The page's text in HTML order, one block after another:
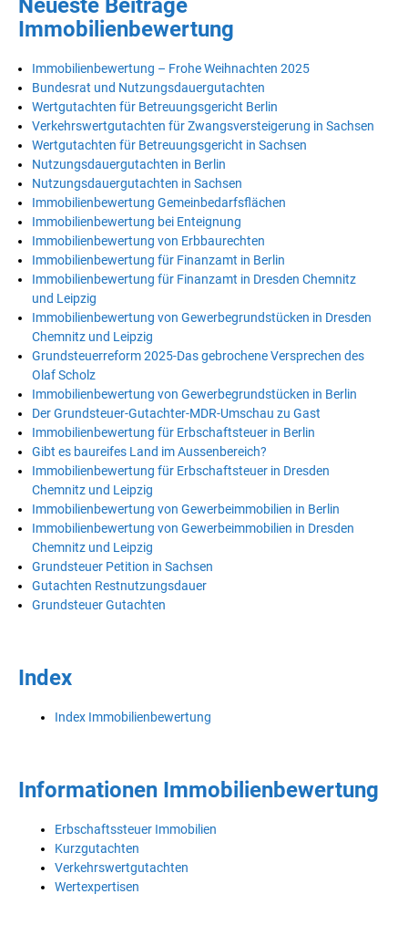
Neueste Beiträge
Immobilienbewertung
Immobilienbewertung – Frohe Weihnachten 2025
Bundesrat und Nutzungsdauergutachten
Wertgutachten für Betreuungsgericht Berlin
Verkehrswertgutachten für Zwangsversteigerung in Sachsen
Wertgutachten für Betreuungsgericht in Sachsen
Nutzungsdauergutachten in Berlin
Nutzungsdauergutachten in Sachsen
Immobilienbewertung Gemeinbedarfsflächen
Immobilienbewertung bei Enteignung
Immobilienbewertung von Erbbaurechten
Immobilienbewertung für Finanzamt in Berlin
Immobilienbewertung für Finanzamt in Dresden Chemnitz
und Leipzig
Immobilienbewertung von Gewerbegrundstücken in Dresden
Chemnitz und Leipzig
Grundsteuerreform 2025-Das gebrochene Versprechen des
Olaf Scholz
Immobilienbewertung von Gewerbegrundstücken in Berlin
Der Grundsteuer-Gutachter-MDR-Umschau zu Gast
Immobilienbewertung für Erbschaftsteuer in Berlin
Gibt es baureifes Land im Aussenbereich?
Immobilienbewertung für Erbschaftsteuer in Dresden
Chemnitz und Leipzig
Immobilienbewertung von Gewerbeimmobilien in Berlin
Immobilienbewertung von Gewerbeimmobilien in Dresden
Chemnitz und Leipzig
Grundsteuer Petition in Sachsen
Gutachten Restnutzungsdauer
Grundsteuer Gutachten
Index
Index Immobilienbewertung
Informationen Immobilienbewertung
Erbschaftssteuer Immobilien
Kurzgutachten
Verkehrswertgutachten
Wertexpertisen